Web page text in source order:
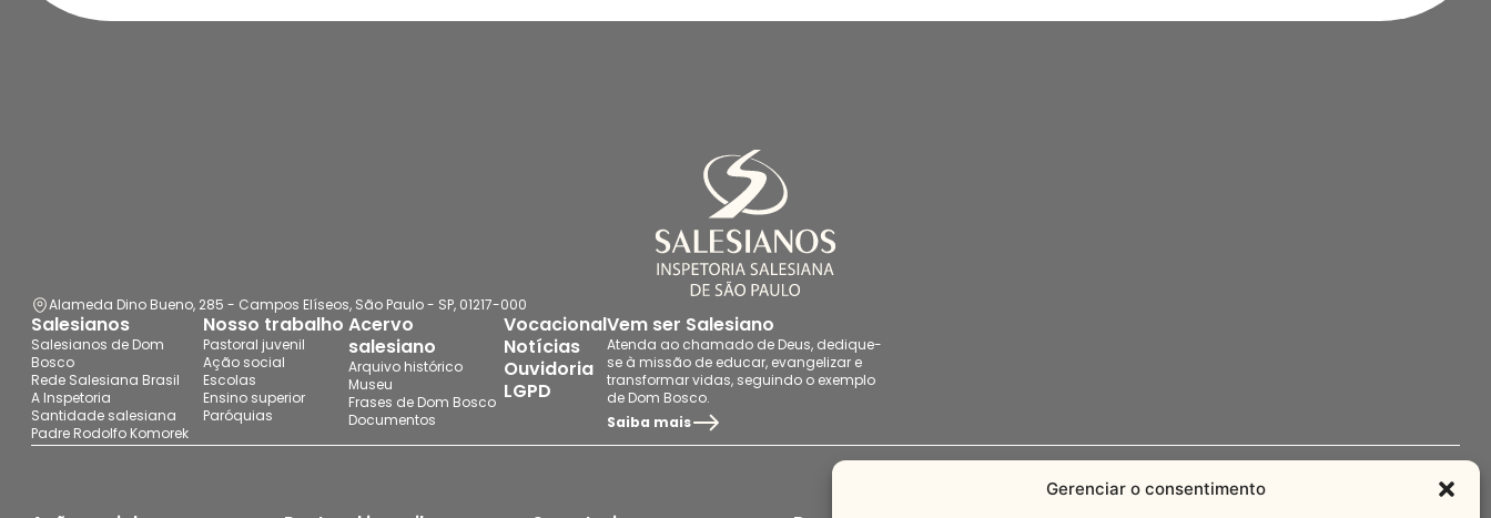
Gerenciar o consentimento
Alameda Dino Bueno, 285 - Campos Elíseos, São Paulo - SP, 01217-000
Salesianos
Salesianos de Dom
Bosco
Rede Salesiana Brasil
A Inspetoria
Santidade salesiana
Padre Rodolfo Komorek
Nosso trabalho
Pastoral juvenil
Ação social
Escolas
Ensino superior
Paróquias
Acervo
salesiano
Arquivo histórico
Museu
Frases de Dom Bosco
Documentos
Vocacional
Notícias
Ouvidoria
LGPD
Vem ser Salesiano
Atenda ao chamado de Deus, dedique-
se à missão de educar, evangelizar e
transformar vidas, seguindo o exemplo
de Dom Bosco.
Saiba mais